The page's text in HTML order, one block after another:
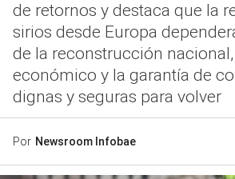
de retornos y destaca que la
sirios desde Europa
de la reconstrucción
económico y la garantía de
dignas y seguras para volver
Por Newsroom Infobae